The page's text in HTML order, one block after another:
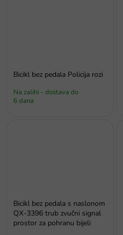
Bicikl bez pedala Policija rozi
Na zalihi - dostava do
6 dana
Bicikl bez pedala s naslonom
QX-3396 trub zvučni signal
prostor za pohranu bijeli